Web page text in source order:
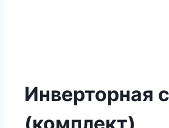
Инверторная